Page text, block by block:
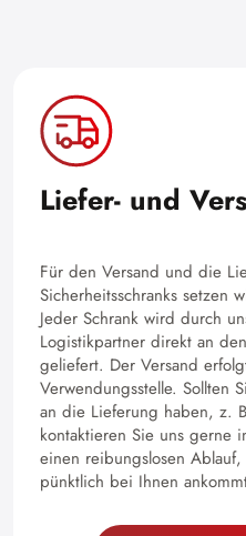
Liefer- und
Für den Versand und die
Sicherheitsschranks setzen
Jeder Schrank wird durch
Logistikpartner direkt an
geliefert. Der Versand
Verwendungsstelle. Sollten
an die Lieferung haben, z.
kontaktieren Sie uns gerne
einen reibungslosen
pünktlich bei Ihnen